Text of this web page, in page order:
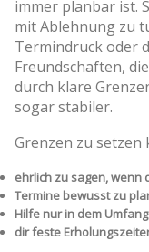
immer planbar ist.
mit Ablehnung zu
Termindruck oder
Freundschaften,
durch klare
sogar stabiler.
Grenzen zu setzen
ehrlich zu sagen, wenn
Termine bewusst zu
Hilfe nur in dem
dir feste